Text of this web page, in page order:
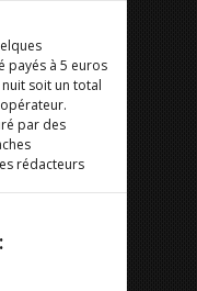
payés à 5 euros
soit un total
par des
rédacteurs